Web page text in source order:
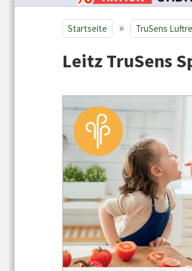
Startseite » TruSens
Leitz TruSens